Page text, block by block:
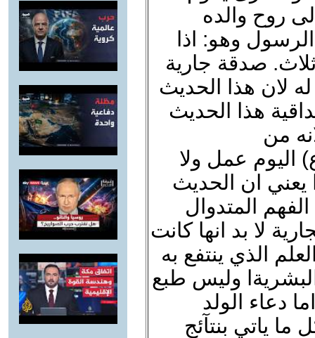
روح والده
وهو: اذا
صدقة جارية
لان هذا الحديث
هذا الحديث
من
اليوم عمل ولا
ان الحديث
المتدوال
لا بد انها كانت
الذي ينتفع به
وليس طبع
دعاء الولد
ياتي بنتآئج